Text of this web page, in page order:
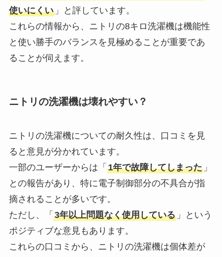
使いにくい」と評しています。
これらの情報から、ニトリの8キロ洗濯機は機能性
と使い勝手のバランスを見極めることが重要であ
ることが伺えます。
ニトリの洗濯機は壊れやすい？
ニトリの洗濯機についての耐久性は、口コミを見
ると意見が分かれています。
一部のユーザーからは「 1年で故障してしまった」
との報告があり、特に電子制御部分の不具合が指
摘されることが多いです。
ただし、「 3年以上問題なく使用している」という
ポジティブな意見もあります。
これらの口コミから、ニトリの洗濯機は個体差が